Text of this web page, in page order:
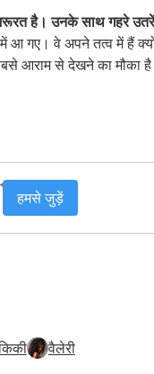
है। उनके साथ गहरे
आ गए। वे अपने तत्व में हैं
आराम से देखने का मौका
हमसे जुड़ें
वैलेरी